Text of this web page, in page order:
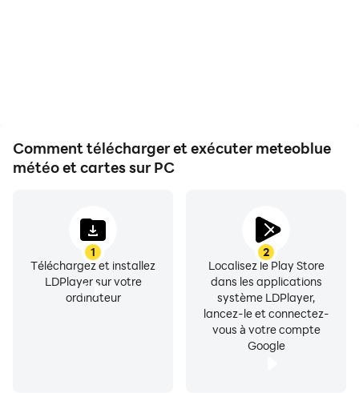
Comment télécharger et exécuter meteoblue
météo et cartes sur PC
1
Téléchargez et installez
LDPlayer sur votre
ordinateur
2
Localisez le Play Store
dans les applications
système LDPlayer,
lancez-le et connectez-
vous à votre compte
Google